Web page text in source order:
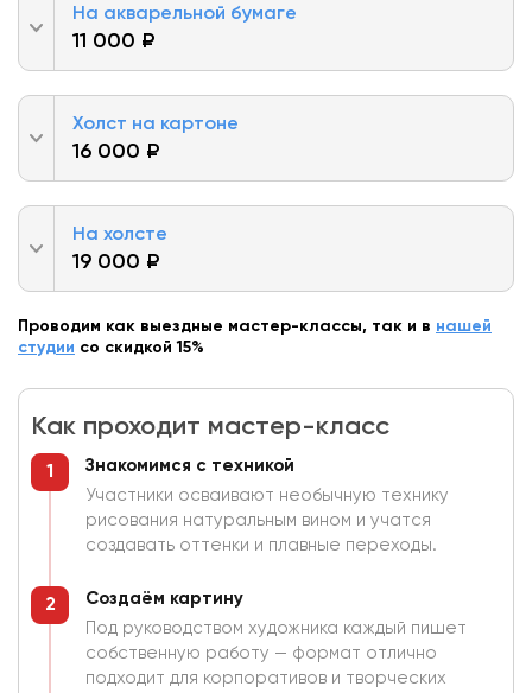
На акварельной бумаге
11 000 ₽
Холст на картоне
16 000 ₽
На холсте
19 000 ₽
Проводим как выездные мастер-классы, так и в нашей
студии со скидкой 15%
Как проходит мастер-класс
Знакомимся с техникой
Участники осваивают необычную технику
рисования натуральным вином и учатся
создавать оттенки и плавные переходы.
Создаём картину
Под руководством художника каждый пишет
собственную работу — формат отлично
подходит для корпоративов и творческих